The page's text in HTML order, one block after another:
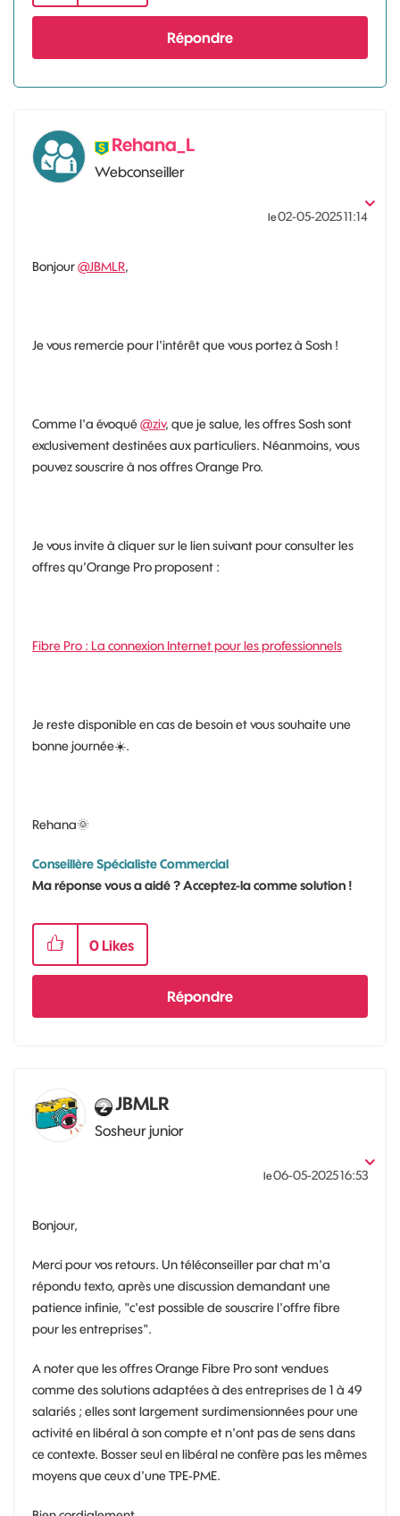
Répondre
Rehana_L
Webconseiller
le‎02-05-202511:14
Bonjour@JBMLR,
Je vous remercie pour l'intérêt que vous portez à Sosh !
Comme l'a évoqué@ziv, que je salue, les offres Sosh sont
exclusivement destinées aux particuliers. Néanmoins, vous
pouvez souscrire à nos offres Orange Pro.
Je vous invite à cliquer sur le lien suivant pour consulter les
offres qu’Orange Pro proposent :
Fibre Pro : La connexion Internet pour les professionnels
Je reste disponible en cas de besoin et vous souhaite une
bonne journée☀️.
Rehana🌞
Conseillère Spécialiste Commercial
Ma réponse vous a aidé ? Acceptez-la comme solution !
0 Likes
Répondre
JBMLR
Sosheur junior
le‎06-05-202516:53
Bonjour,
Merci pour vos retours. Un téléconseiller par chat m'a
répondu texto, après une discussion demandant une
patience infinie, "c'est possible de souscrire l'offre fibre
pour les entreprises".
A noter que les offres Orange Fibre Pro sont vendues
comme des solutions adaptées à des entreprises de 1 à 49
salariés ; elles sont largement surdimensionnées pour une
activité en libéral à son compte et n'ont pas de sens dans
ce contexte. Bosser seul en libéral ne confère pas les mêmes
moyens que ceux d'une TPE-PME.